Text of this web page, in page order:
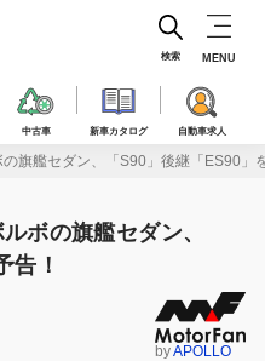
中古車 新車カタログ 自動車求人
検索 MENU
旗艦セダン、「S90」後継「ES90」
ボの旗艦セダン、
告！
byAPOLLO